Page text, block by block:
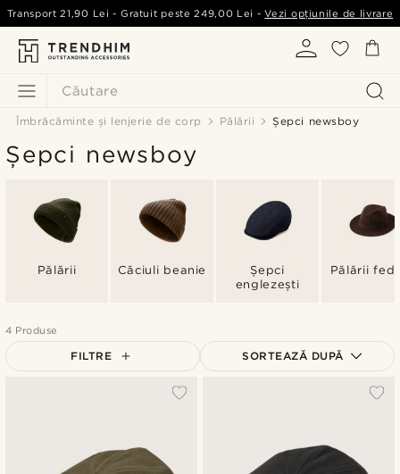
Căutare
Transport 21,90 Lei - Gratuit peste249,00 Lei -Vezi opțiunile de livrare
Îmbrăcăminte și lenjerie de corp Pălării Șepci newsboy
Șepci newsboy
Pălării Căciuli beanie
Șepci
englezești
Pălării
4 Produse
FILTRE SORTEAZĂ DUPĂ
Preț descrescător